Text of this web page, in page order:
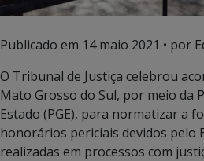
Publicado em 14 maio 2021 • por
O Tribunal de Justiça celebrou
Mato Grosso do Sul, por meio da
Estado (PGE), para normatizar a
honorários periciais devidos pelo
realizadas em processos com